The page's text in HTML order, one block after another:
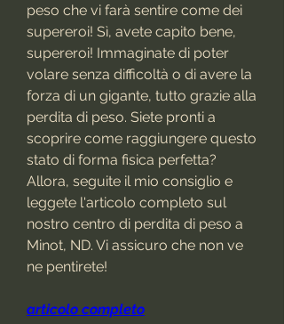
peso che vi farà sentire come dei
supereroi! Sì, avete capito bene,
supereroi! Immaginate di poter
volare senza difficoltà o di avere la
forza di un gigante, tutto grazie alla
perdita di peso. Siete pronti a
scoprire come raggiungere questo
stato di forma fisica perfetta?
Allora, seguite il mio consiglio e
leggete l'articolo completo sul
nostro centro di perdita di peso a
Minot, ND. Vi assicuro che non ve
ne pentirete!
articolo completo